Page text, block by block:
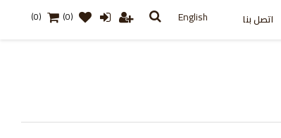
اتصل بنا English
(0)
(0)